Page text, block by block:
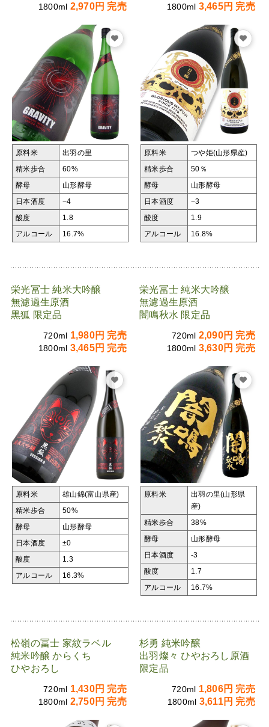
1800ml 2,970円 完売
原料米 出羽の里
精米歩合 60%
酵母 山形酵母
日本酒度 −4
酸度 1.8
アルコール 16.7%
1800ml 3,465円 完売
原料米 つや姫(山形県産)
精米歩合 50％
酵母 山形酵母
日本酒度 −3
酸度 1.9
アルコール 16.8%
栄光冨士 純米大吟醸
無濾過生原酒
黒狐 限定品
720ml 1,980円 完売
1800ml 3,465円 完売
原料米 雄山錦(富山県産)
精米歩合 50%
酵母 山形酵母
日本酒度 ±0
酸度 1.3
アルコール 16.3%
栄光冨士 純米大吟醸
無濾過生原酒
闇鳴秋水 限定品
720ml 2,090円 完売
1800ml 3,630円 完売
原料米
出羽の里(山形県
産)
精米歩合 38%
酵母 山形酵母
日本酒度 -3
酸度 1.7
アルコール 16.7%
松嶺の冨士 家紋ラベル
純米吟醸 からくち
ひやおろし
720ml 1,430円 完売
1800ml 2,750円 完売
杉勇 純米吟醸
出羽燦々 ひやおろし原酒
限定品
720ml 1,806円 完売
1800ml 3,611円 完売